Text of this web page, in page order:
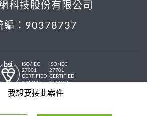
我想要接此案件
科技股份有限公司
編：90378737
ISO/IEC
27001
CERTIFIED
IS 814197
ISO/IEC
27701
CERTIFIED
IS 814197
All rights reserved.